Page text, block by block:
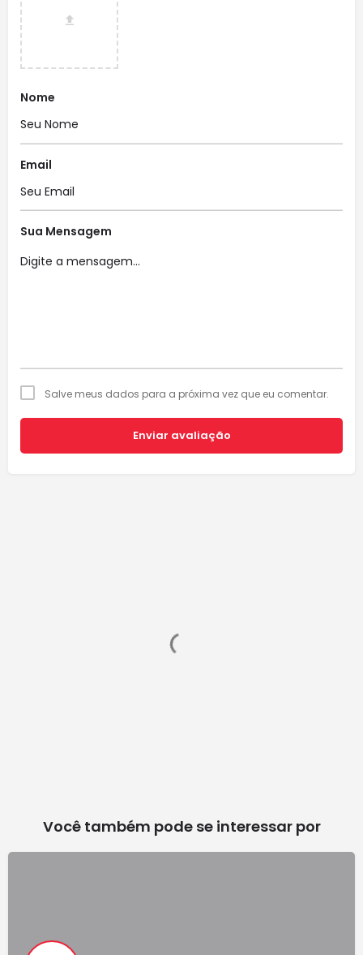
Nome
Email
Sua Mensagem
Salve meus dados para a próxima vez que eu comentar.
Enviar avaliação
Você também pode se interessar por